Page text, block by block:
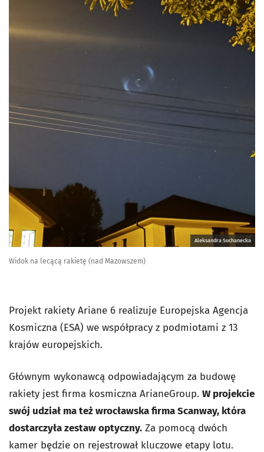
Aleksandra Suchanecka
Widok na lecącą rakietę (nad Mazowszem)
Projekt rakiety Ariane 6 realizuje Europejska Agencja
Kosmiczna (ESA) we współpracy z podmiotami z 13
krajów europejskich.
Głównym wykonawcą odpowiadającym za budowę
rakiety jest firma kosmiczna ArianeGroup. Wprojekcie
swój udział ma też wrocławska firma Scanway, która
dostarczyła zestaw optyczny. Za pomocą dwóch
kamer będzie on rejestrował kluczowe etapy lotu.